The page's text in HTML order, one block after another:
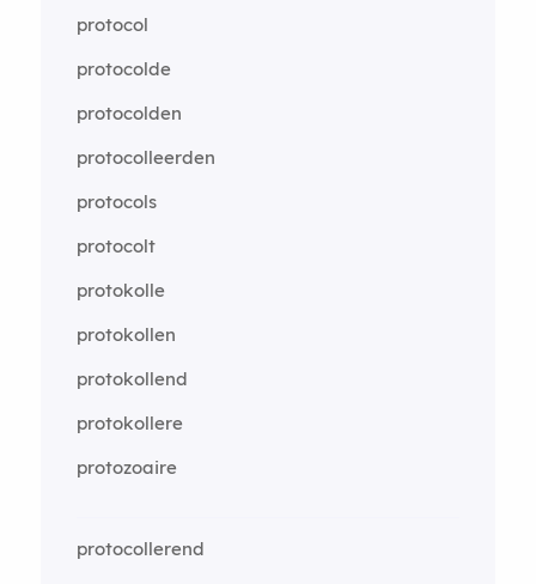
protocol
protocolde
protocolden
protocolleerden
protocols
protocolt
protokolle
protokollen
protokollend
protokollere
protozoaire
protocollerend